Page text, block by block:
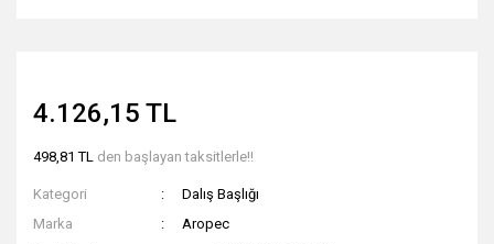
4.126,15 TL
498,81 TL den başlayan taksitlerle!!
Kategori
Dalış Başlığı
Marka
Aropec